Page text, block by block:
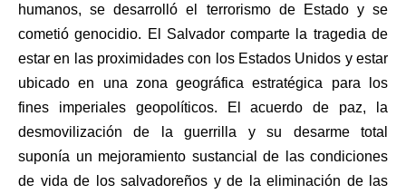
humanos, se desarrolló el terrorismo de Estado y se
cometió genocidio. El Salvador comparte la tragedia de
estar en las proximidades con los Estados Unidos y estar
ubicado en una zona geográfica estratégica para los
fines imperiales geopolíticos. El acuerdo de paz, la
desmovilización de la guerrilla y su desarme total
suponía un mejoramiento sustancial de las condiciones
de vida de los salvadoreños y de la eliminación de las